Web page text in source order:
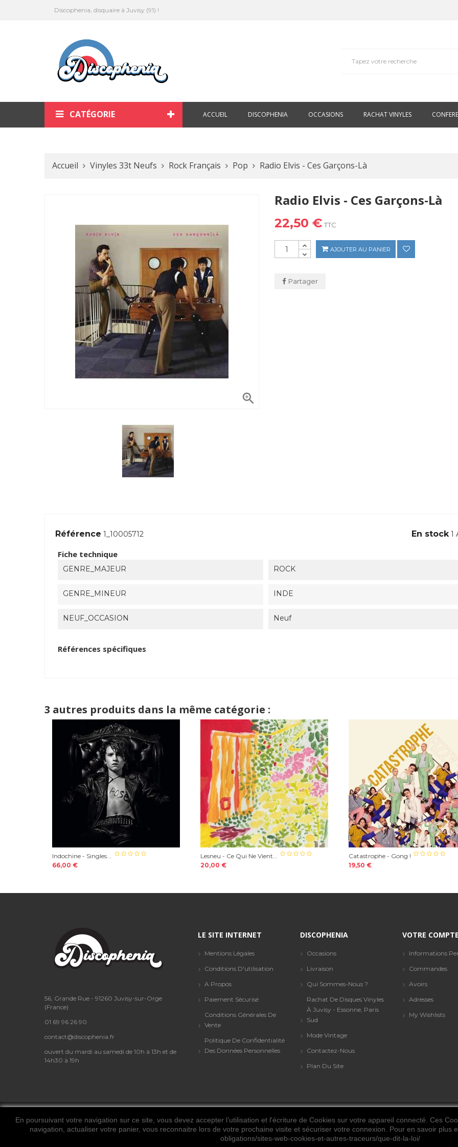
Discophenia, disquaire à Juvisy (91) !
CATÉGORIE ACCUEIL DISCOPHENIA OCCASIONS RACHAT VINYLES
Accueil Vinyles 33t Neufs Rock Français Pop Radio Elvis - Ces Garçons-Là

Radio Elvis - Ces Garçons-Là
22,50 € TTC
AJOUTER AU PANIER
Partager
Référence 1_10005712 En stock 1
Fiche technique
GENRE_MAJEUR ROCK
GENRE_MINEUR INDE
NEUF_OCCASION Neuf
Références spécifiques
3 autres produits dans la même catégorie :
Indochine - Singles...
66,00 €
Lesneu - Ce Qui Ne Vient...
20,00 €
Catastrophe - Gong !
19,50 €
56, Grande Rue - 91260 Juvisy-sur-Orge
(France)
01 69 96 26 90
contact@discophenia.fr
ouvert du mardi au samedi de 10h à 13h et de
14h30 à 19h
LE SITE INTERNET
Mentions Légales
Conditions D'utilisation
A Propos
Paiement Sécurisé
Conditions Générales De
Vente
Politique De Confidentialité
Des Données Personnelles
DISCOPHENIA
Occasions
Livraison
Qui Sommes-Nous ?
Rachat De Disques Vinyles
À Juvisy - Essonne, Paris
Sud
Mode Vintage
Contactez-Nous
Plan Du Site
VOTRE COMPTE
Informations
Commandes
Avoirs
Adresses
My Wishlists
En poursuivant votre navigation sur ce site, vous devez accepter l’utilisation et l'écriture de Cookies sur votre appareil connecté. Ces
navigation, actualiser votre panier, vous reconnaitre lors de votre prochaine visite et sécuriser votre connexion. Pour en savoir plus
obligations/sites-web-cookies-et-autres-traceurs/que-dit-la-loi/
© 2021. Tous les droits sont réservés. Discophenia